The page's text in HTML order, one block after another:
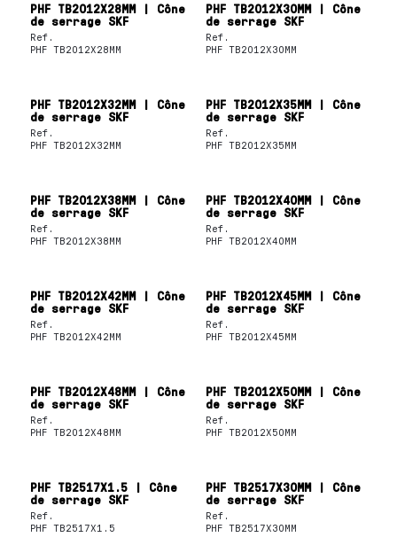
PHF TB2012X28MM | Cône
de serrage SKF
Ref.
PHF TB2012X28MM
PHF TB2012X30MM | Cône
de serrage SKF
Ref.
PHF TB2012X30MM
PHF TB2012X32MM | Cône
de serrage SKF
Ref.
PHF TB2012X32MM
PHF TB2012X35MM | Cône
de serrage SKF
Ref.
PHF TB2012X35MM
PHF TB2012X38MM | Cône
de serrage SKF
Ref.
PHF TB2012X38MM
PHF TB2012X40MM | Cône
de serrage SKF
Ref.
PHF TB2012X40MM
PHF TB2012X42MM | Cône
de serrage SKF
Ref.
PHF TB2012X42MM
PHF TB2012X45MM | Cône
de serrage SKF
Ref.
PHF TB2012X45MM
PHF TB2012X48MM | Cône
de serrage SKF
Ref.
PHF TB2012X48MM
PHF TB2012X50MM | Cône
de serrage SKF
Ref.
PHF TB2012X50MM
PHF TB2517X1.5 | Cône
de serrage SKF
Ref.
PHF TB2517X1.5
PHF TB2517X30MM | Cône
de serrage SKF
Ref.
PHF TB2517X30MM